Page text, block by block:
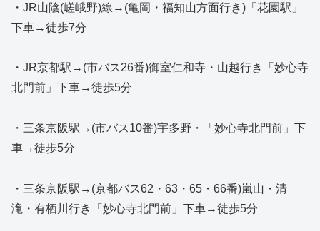
・JR山陰(嵯峨野)線→(亀岡・福知山方面行き)「花園駅」
下車→徒歩7分
・JR京都駅→(市バス26番)御室仁和寺・山越行き「妙心寺
北門前」下車→徒歩5分
・三条京阪駅→(市バス10番)宇多野・「妙心寺北門前」下
車→徒歩5分
・三条京阪駅→(京都バス62・63・65・66番)嵐山・清
滝・有栖川行き「妙心寺北門前」下車→徒歩5分